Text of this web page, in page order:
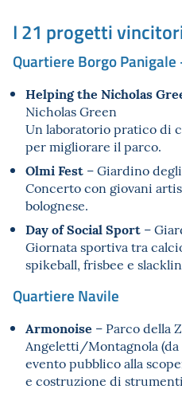
I 21 progetti
Quartiere Borgo Panigale
Helping the Nicholas
Nicholas Green
Un laboratorio pratico di
per migliorare il parco.
Olmi Fest – Giardino
Concerto con giovani
bolognese.
Day of Social Sport –
Giornata sportiva tra
spikeball, frisbee e
Quartiere Navile
Armonoise – Parco della
Angeletti/Montagnola
evento pubblico alla
e costruzione di